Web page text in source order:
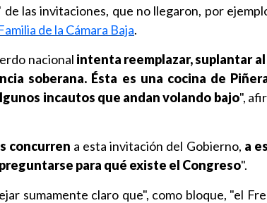
las invitaciones, que no llegaron, por
de la Cámara Baja.
nacional intenta reemplazar, suplantar
soberana. Ésta es una cocina de
incautos que andan volando bajo",
concurren a esta invitación del Gobierno, a
para qué existe el Congreso".
sumamente claro que", como bloque, "el